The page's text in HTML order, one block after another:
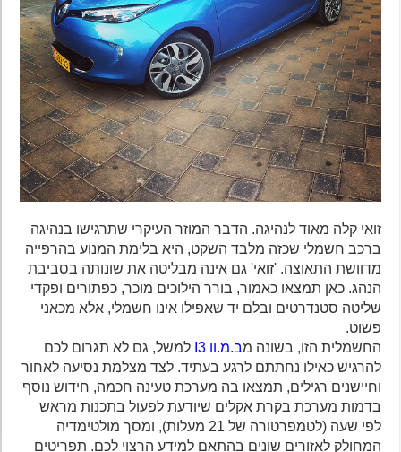
זואי קלה מאוד לנהיגה. הדבר המוזר העיקרי שתרגישו בנהיגה
ברכב חשמלי שכזה מלבד השקט, היא בלימת המנוע בהרפייה
מדוושת התאוצה. 'זואי' גם אינה מבליטה את שונותה בסביבת
הנהג. כאן תמצאו כאמור, בורר הילוכים מוכר, כפתורים ופקדי
שליטה סטנדרטים ובלם יד שאפילו אינו חשמלי, אלא מכאני
פשוט.
החשמלית הזו, בשונה מ ב.מ.וו I3
למשל, גם לא תגרום לכם
להרגיש כאילו נחתתם לרגע בעתיד. לצד מצלמת נסיעה לאחור
וחיישנים רגילים, תמצאו בה מערכת טעינה חכמה, חידוש נוסף
בדמות מערכת בקרת אקלים שיודעת לפעול בתכנות מראש
לפי שעה (לטמפרטורה של 21 מעלות), ומסך מולטימדיה
המחולק לאזורים שונים בהתאם למידע הרצוי לכם. תפריטים